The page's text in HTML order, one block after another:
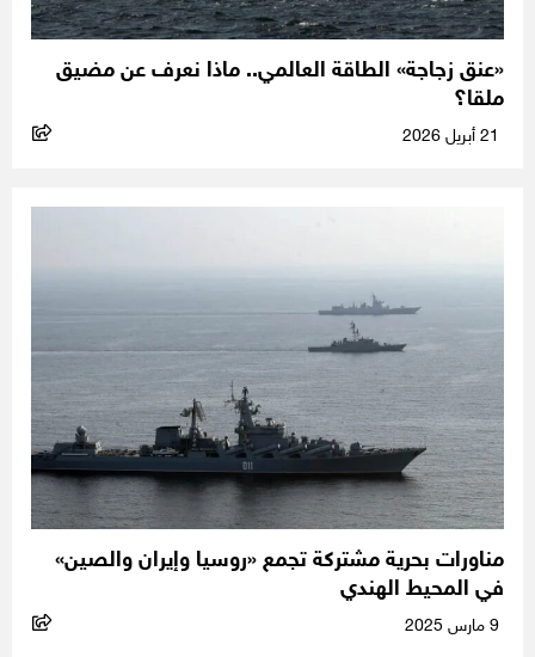
«عنق زجاجة» الطاقة العالمي.. ماذا نعرف عن مضيق
ملقا؟
مناورات بحرية مشتركة تجمع «روسيا وإيران والصين»
في المحيط الهندي